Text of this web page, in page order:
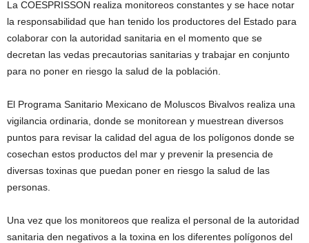
La COESPRISSON realiza monitoreos constantes y se hace notar
la responsabilidad que han tenido los productores del Estado para
colaborar con la autoridad sanitaria en el momento que se
decretan las vedas precautorias sanitarias y trabajar en conjunto
para no poner en riesgo la salud de la población.
El Programa Sanitario Mexicano de Moluscos Bivalvos realiza una
vigilancia ordinaria, donde se monitorean y muestrean diversos
puntos para revisar la calidad del agua de los polígonos donde se
cosechan estos productos del mar y prevenir la presencia de
diversas toxinas que puedan poner en riesgo la salud de las
personas.
Una vez que los monitoreos que realiza el personal de la autoridad
sanitaria den negativos a la toxina en los diferentes polígonos del